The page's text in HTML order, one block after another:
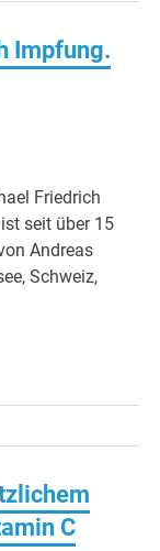
Impfung.
Friedrich
seit über 15
Andreas
Schweiz,
C